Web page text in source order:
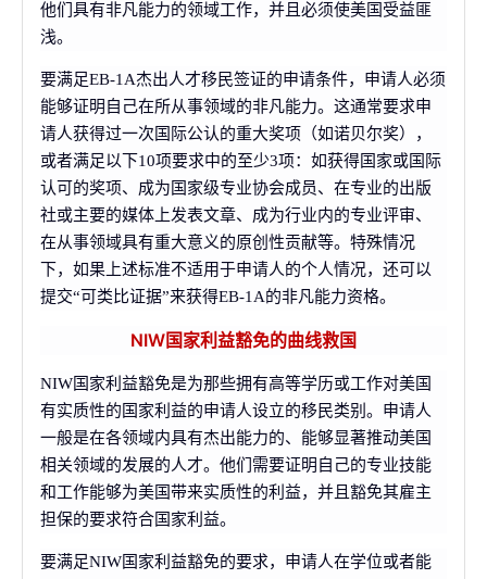
他们具有非凡能力的领域工作，并且必须使美国受益匪
浅。
要满足EB-1A杰出人才移民签证的申请条件，申请人必须
能够证明自己在所从事领域的非凡能力。这通常要求申
请人获得过一次国际公认的重大奖项（如诺贝尔奖），
或者满足以下10项要求中的至少3项：如获得国家或国际
认可的奖项、成为国家级专业协会成员、在专业的出版
社或主要的媒体上发表文章、成为行业内的专业评审、
在从事领域具有重大意义的原创性贡献等。特殊情况
下，如果上述标准不适用于申请人的个人情况，还可以
提交“可类比证据”来获得EB-1A的非凡能力资格。
NIW国家利益豁免的曲线救国
NIW国家利益豁免是为那些拥有高等学历或工作对美国
有实质性的国家利益的申请人设立的移民类别。申请人
一般是在各领域内具有杰出能力的、能够显著推动美国
相关领域的发展的人才。他们需要证明自己的专业技能
和工作能够为美国带来实质性的利益，并且豁免其雇主
担保的要求符合国家利益。
要满足NIW国家利益豁免的要求，申请人在学位或者能